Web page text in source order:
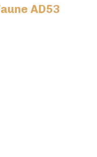
AD53